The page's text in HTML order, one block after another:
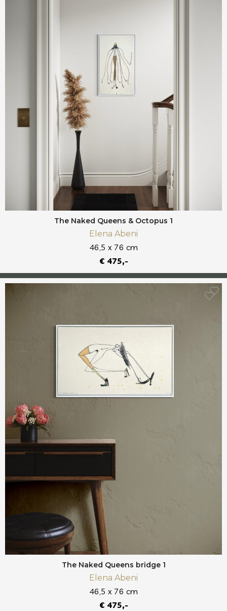
The Naked Queens & Octopus 1
Elena Abeni
46,5 x 76 cm
€ 475,-
The Naked Queens bridge 1
Elena Abeni
46,5 x 76 cm
€ 475,-